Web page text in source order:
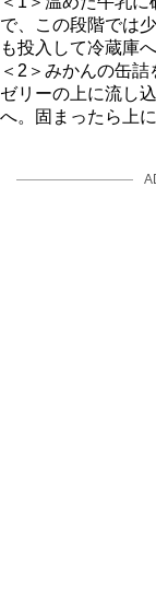
で、この段階では
も投入して冷蔵庫
＜2＞みかんの缶
ゼリーの上に流し
へ。固まったら上